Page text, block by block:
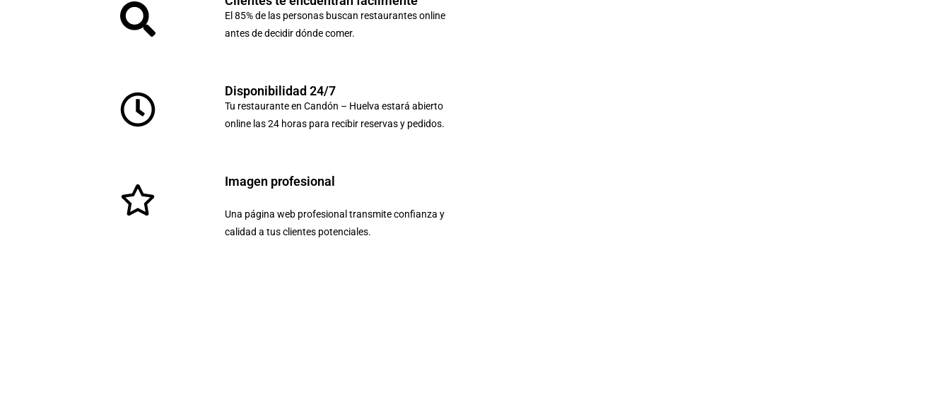
El 85% de las personas buscan restaurantes online
antes de decidir dónde comer.
Disponibilidad 24/7
Tu restaurante en Candón – Huelva estará abierto
online las 24 horas para recibir reservas y pedidos.
Imagen profesional
Una página web profesional transmite confianza y
calidad a tus clientes potenciales.